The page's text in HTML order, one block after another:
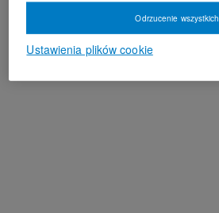
Ustawienia plików cookie
Odrzucenie wszystkich